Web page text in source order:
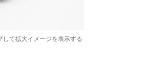
して拡大イメージを表示する